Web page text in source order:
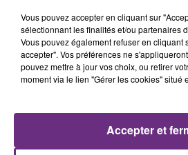
LES PODCASTS
Vous pouvez accepter en cliquant sur
sélectionnant les finalités et/ou partenaires
Vous pouvez également refuser en cliquant
accepter". Vos préférences ne
pouvez mettre à jour vos choix, ou retirer
moment via le lien "Gérer les cookies" situé
Accepter et